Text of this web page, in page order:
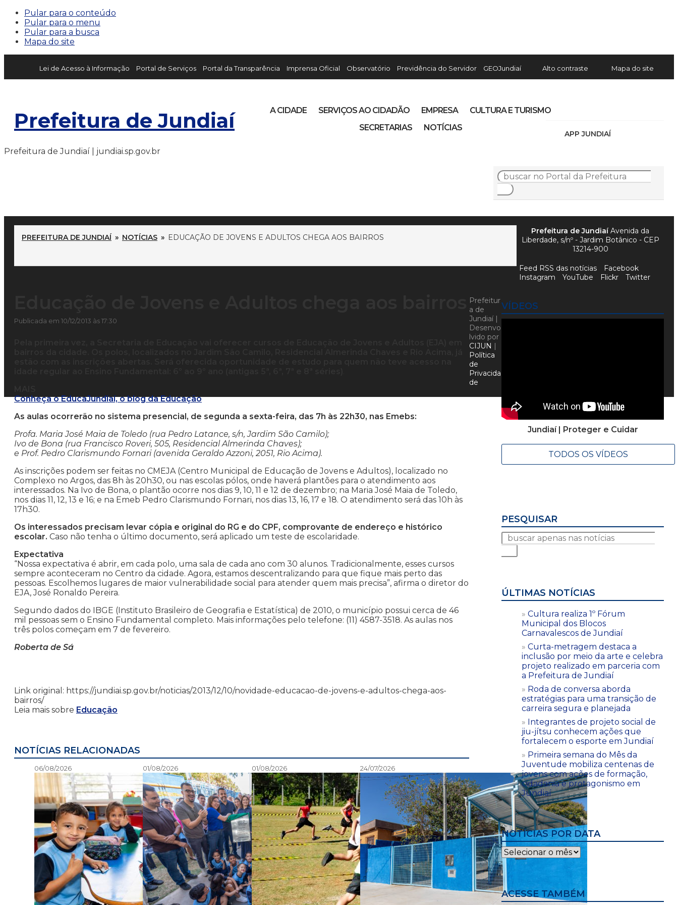
Pular para o conteúdo
Pular para o menu
Pular para a busca
Mapa do site
Lei de Acesso à Informação Portal de Serviços Portal da Transparência Imprensa Oficial Observatório Previdência do Servidor GEOJundiaí Alto contraste Mapa do site
Prefeitura de Jundiaí
APP JUNDIAÍ
A CIDADE SERVIÇOS AO CIDADÃO EMPRESA
CULTURA E TURISMO
SECRETARIAS
NOTÍCIAS
Prefeitura de Jundiaí | jundiai.sp.gov.br
PREFEITURA DE JUNDIAÍ » NOTÍCIAS » EDUCAÇÃO DE JOVENS E ADULTOS CHEGA AOS BAIRROS
Publicada em 10/12/2013 às 17:30
Conheça o EducaJundiaí, o blog da Educação
As aulas ocorrerão no sistema presencial, de segunda a sexta-feira, das 7h às 22h30, nas Emebs:
Profa. Maria José Maia de Toledo (rua Pedro Latance, s/n, Jardim São Camilo);
Ivo de Bona (rua Francisco Roveri, 505, Residencial Almerinda Chaves);
e Prof. Pedro Clarismundo Fornari (avenida Geraldo Azzoni, 2051, Rio Acima).
As inscrições podem ser feitas no CMEJA (Centro Municipal de Educação de Jovens e Adultos), localizado no
Complexo no Argos, das 8h às 20h30, ou nas escolas pólos, onde haverá plantões para o atendimento aos
interessados. Na Ivo de Bona, o plantão ocorre nos dias 9, 10, 11 e 12 de dezembro; na Maria José Maia de Toledo,
nos dias 11, 12, 13 e 16; e na Emeb Pedro Clarismundo Fornari, nos dias 13, 16, 17 e 18. O atendimento será das 10h às
17h30.
Os interessados precisam levar cópia e original do RG e do CPF, comprovante de endereço e histórico
escolar. Caso não tenha o último documento, será aplicado um teste de escolaridade.
Expectativa
“Nossa expectativa é abrir, em cada polo, uma sala de cada ano com 30 alunos. Tradicionalmente, esses cursos
sempre aconteceram no Centro da cidade. Agora, estamos descentralizando para que fique mais perto das
pessoas. Escolhemos lugares de maior vulnerabilidade social para atender quem mais precisa”, afirma o diretor do
EJA, José Ronaldo Pereira.
Segundo dados do IBGE (Instituto Brasileiro de Geografia e Estatística) de 2010, o município possui cerca de 46
mil pessoas sem o Ensino Fundamental completo. Mais informações pelo telefone: (11) 4587-3518. As aulas nos
três polos começam em 7 de fevereiro.
Roberta de Sá
Link original: https://jundiai.sp.gov.br/noticias/2013/12/10/novidade-educacao-de-jovens-e-adultos-chega-aos-
bairros/
Leia mais sobre Educação
NOTÍCIAS RELACIONADAS
06/08/2026 01/08/2026 01/08/2026 24/07/2026
VÍDEOS
Jundiaí | Proteger e Cuidar
TODOS OS VÍDEOS
PESQUISAR
ÚLTIMAS NOTÍCIAS
Cultura realiza 1º Fórum
Municipal dos Blocos
Carnavalescos de Jundiaí
Curta-metragem destaca a
inclusão por meio da arte e celebra
projeto realizado em parceria com
a Prefeitura de Jundiaí
Roda de conversa aborda
estratégias para uma transição de
carreira segura e planejada
Integrantes de projeto social de
jiu-jítsu conhecem ações que
fortalecem o esporte em Jundiaí
Primeira semana do Mês da
Juventude mobiliza centenas de
jovens com ações de formação,
cidadania e protagonismo em
Jundiaí
NOTÍCIAS POR DATA
Notícias
por
data
ACESSE TAMBÉM
Prefeitura de JundiaíAvenida da
Liberdade, s/nº - Jardim Botânico - CEP
13214-900
Feed RSS das notícias
Facebook
Instagram
YouTube Flickr Twitter
Prefeitur
a de
Jundiaí |
Desenvo
lvido por
CIJUN |
Política
de
Privacida
de